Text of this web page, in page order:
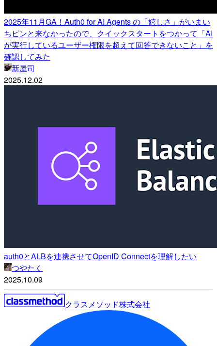
2025年11月GA！Auth0 for AI Agents の「嬉しさ」がいまい
ちピンと来なかったので、クイックスタートをつかって「AI
が実行しているユーザー権限を超えて回答できないこと」を
確認してみた
新屋司
2025.12.02
auth0とALBを連携させてOpenID Connectを理解したい
つやたく
2025.10.09
クラスメソッド株式会社